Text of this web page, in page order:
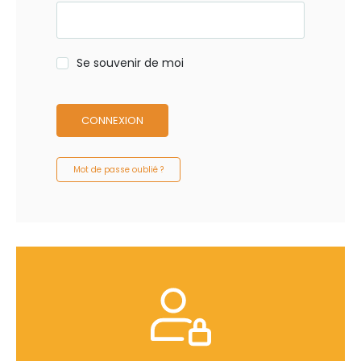
Se souvenir de moi
CONNEXION
Mot de passe oublié ?